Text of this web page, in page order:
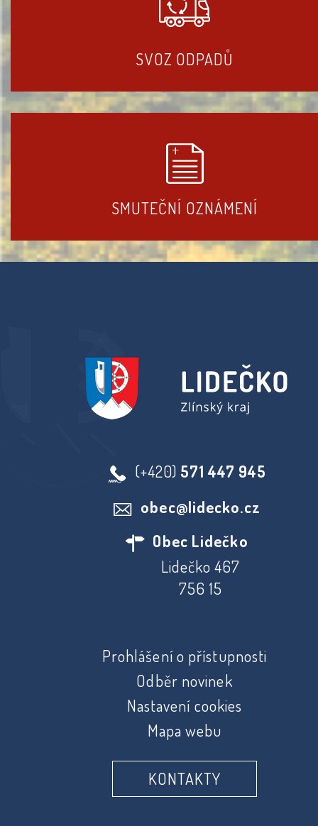
SVOZ ODPADŮ
SMUTEČNÍ OZNÁMENÍ
(+420) 571 447 945
obec@lidecko.cz
Obec Lidečko
Lidečko 467
756 15
Prohlášení o přístupnosti
Odběr novinek
Nastavení cookies
Mapa webu
KONTAKTY